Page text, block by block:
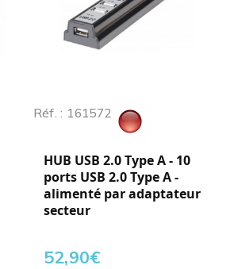
Réf. : 161572
HUB USB 2.0 Type A - 10
ports USB 2.0 Type A -
alimenté par adaptateur
secteur
52,90€